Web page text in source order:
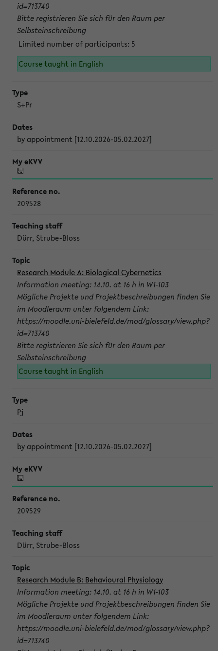
id=713740
Bitte registrieren Sie sich für den Raum per
Selbsteinschreibung
Limited number of participants: 5
Course taught in English
S+Pr
by appointment [12.10.2026-05.02.2027]
209528
Dürr, Strube-Bloss
Research Module A: Biological Cybernetics
Information meeting: 14.10. at 16 h in W1-103
Mögliche Projekte und Projektbeschreibungen finden Sie
im Moodleraum unter folgendem Link:
https://moodle.uni-bielefeld.de/mod/glossary/view.php?
id=713740
Bitte registrieren Sie sich für den Raum per
Selbsteinschreibung
Course taught in English
Pj
by appointment [12.10.2026-05.02.2027]
209529
Dürr, Strube-Bloss
Research Module B: Behavioural Physiology
Information meeting: 14.10. at 16 h in W1-103
Mögliche Projekte und Projektbeschreibungen finden Sie
im Moodleraum unter folgendem Link:
https://moodle.uni-bielefeld.de/mod/glossary/view.php?
id=713740